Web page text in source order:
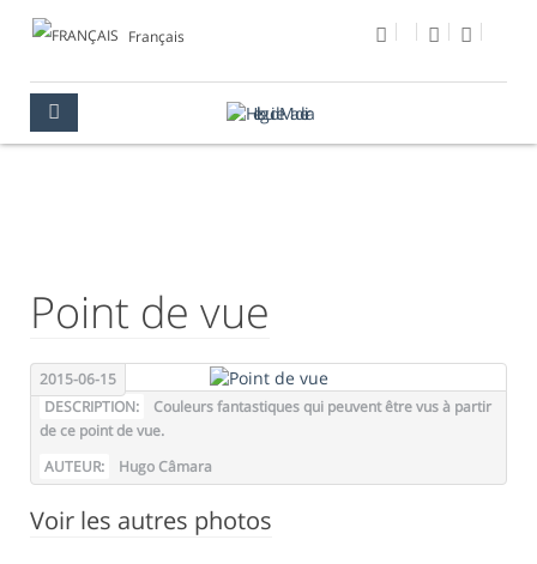
Français
Point de vue
2015-06-15
DESCRIPTION:
Couleurs fantastiques qui peuvent être vus à partir
de ce point de vue.
AUTEUR:
Hugo Câmara
Voir les autres photos